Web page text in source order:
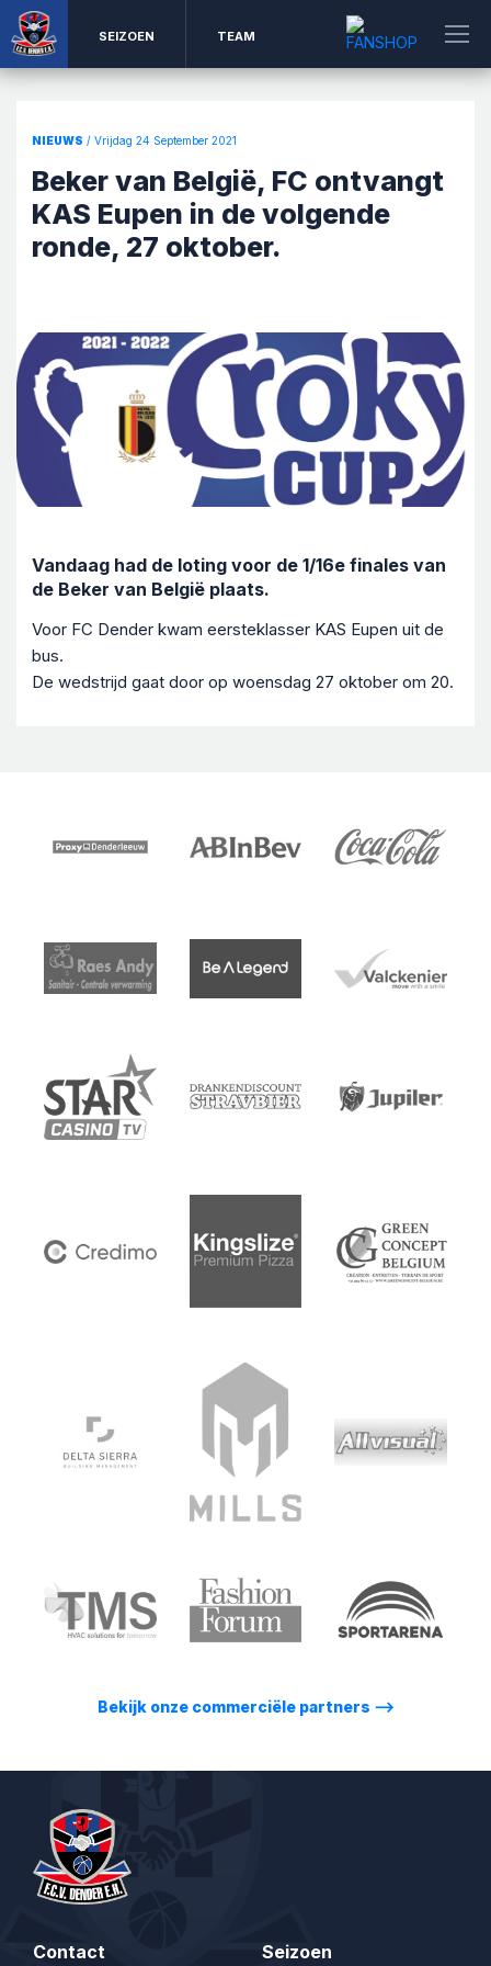
SEIZOEN TEAM
NIEUWS / Vrijdag 24 September 2021
Beker van België, FC ontvangt
KAS Eupen in de volgende
ronde, 27 oktober.
Vandaag had de loting voor de 1/16e finales van
de Beker van België plaats.
Voor FC Dender kwam eersteklasser KAS Eupen uit de
bus.
De wedstrijd gaat door op woensdag 27 oktober om 20.
Bekijk onze commerciële partners ⟶
Contact Seizoen